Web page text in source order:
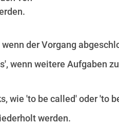
der Vorgang
wenn weitere Aufgaben zu
wie 'to be called' oder 'to
werden.